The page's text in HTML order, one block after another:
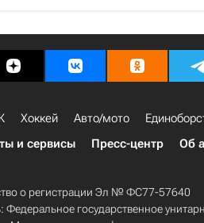
Хоккей Авто/мото
и сервисы Пресс-центр Об
о регистрации Эл № ФС77-57640
Федеральное государственное